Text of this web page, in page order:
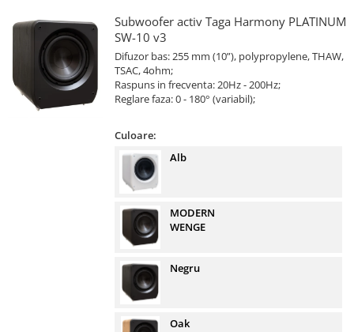
Subwoofer activ Taga Harmony PLATINUM
SW-10 v3
Difuzor bas: 255 mm (10”), polypropylene, THAW,
TSAC, 4ohm;
Raspuns in frecventa: 20Hz - 200Hz;
Reglare faza: 0 - 180° (variabil);
Culoare:
Alb
MODERN
WENGE
Negru
Oak